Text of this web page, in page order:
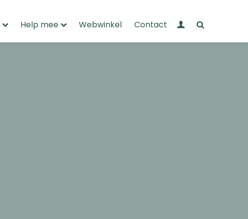
Help mee Webwinkel Contact Mijn Wandelnet